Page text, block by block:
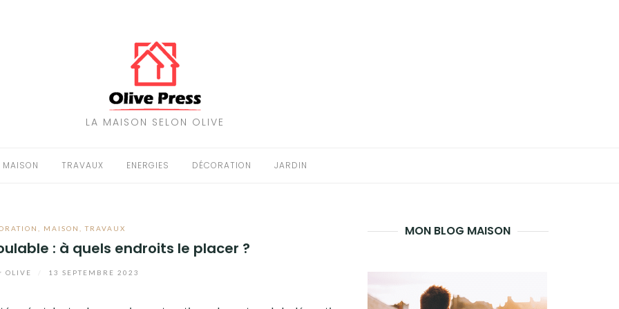
LA MAISON SELON OLIVE
MAISON TRAVAUX ENERGIES DÉCORATION JARDIN
MAISON ,TRAVAUX
: à quels endroits le placer ?
OLIVE 13 SEPTEMBRE 2023
MON BLOG MAISON